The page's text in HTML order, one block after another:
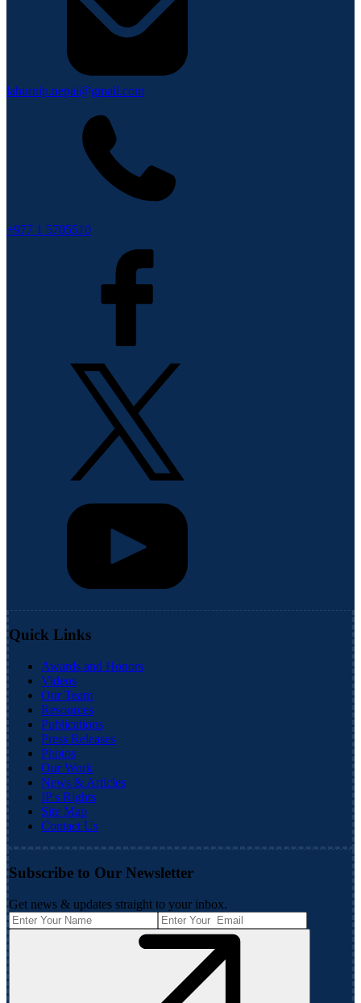
lahurnip.nepal@gmail.com
+977 1 5705510
Quick Links
Awards and Honors
Videos
Our Team
Resources
Publications
Press Releases
Photos
Our Work
News & Articles
IP's Rights
Site Map
Contact Us
Subscribe to Our Newsletter
Get news & updates straight to your inbox.